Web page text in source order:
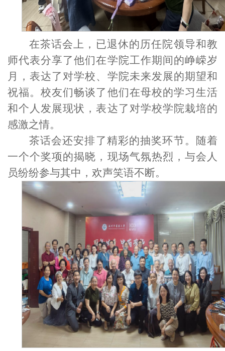
在茶话会上， 已退休的历任院领导和教
师代表分享了他们在学院工作期间的峥嵘岁
月，表达了对学校、学院未来发展的期望和
祝福。校友们畅谈了他们在母校的学习生活
和个人发展现状，表达了对学校学院栽培的
感激之情。
茶话会还安排了精彩的抽奖环节。随着
一个个奖项的揭晓，现场气氛热烈 ， 与会人
员纷纷参与其中，欢声笑语不断。